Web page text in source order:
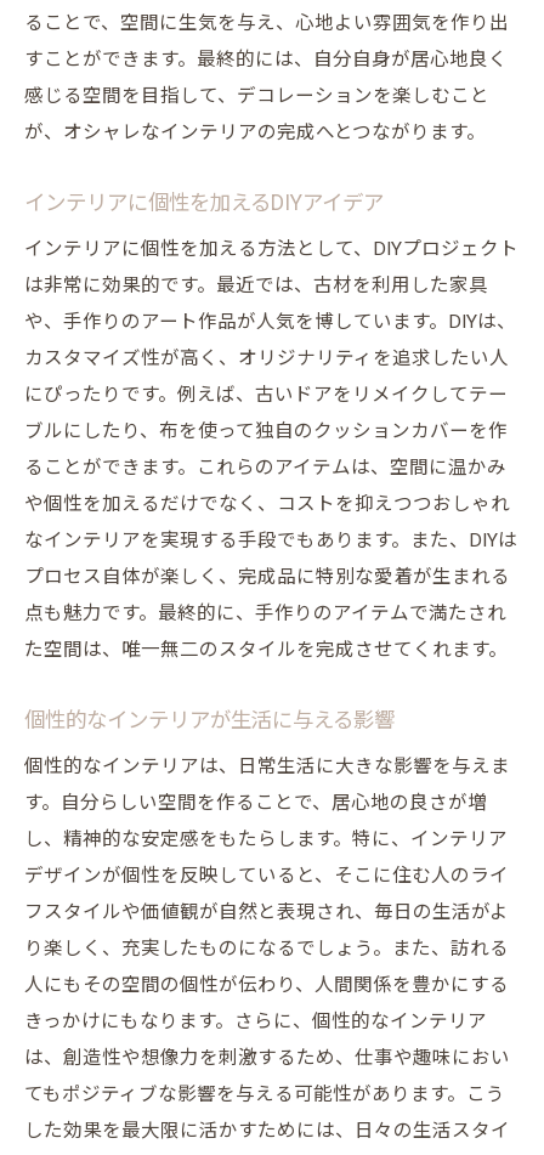
ることで、空間に生気を与え、心地よい雰囲気を作り出
すことができます。最終的には、自分自身が居心地良く
感じる空間を目指して、デコレーションを楽しむこと
が、オシャレなインテリアの完成へとつながります。
インテリアに個性を加えるDIYアイデア
インテリアに個性を加える方法として、DIYプロジェクト
は非常に効果的です。最近では、古材を利用した家具
や、手作りのアート作品が人気を博しています。DIYは、
カスタマイズ性が高く、オリジナリティを追求したい人
にぴったりです。例えば、古いドアをリメイクしてテー
ブルにしたり、布を使って独自のクッションカバーを作
ることができます。これらのアイテムは、空間に温かみ
や個性を加えるだけでなく、コストを抑えつつおしゃれ
なインテリアを実現する手段でもあります。また、DIYは
プロセス自体が楽しく、完成品に特別な愛着が生まれる
点も魅力です。最終的に、手作りのアイテムで満たされ
た空間は、唯一無二のスタイルを完成させてくれます。
個性的なインテリアが生活に与える影響
個性的なインテリアは、日常生活に大きな影響を与えま
す。自分らしい空間を作ることで、居心地の良さが増
し、精神的な安定感をもたらします。特に、インテリア
デザインが個性を反映していると、そこに住む人のライ
フスタイルや価値観が自然と表現され、毎日の生活がよ
り楽しく、充実したものになるでしょう。また、訪れる
人にもその空間の個性が伝わり、人間関係を豊かにする
きっかけにもなります。さらに、個性的なインテリア
は、創造性や想像力を刺激するため、仕事や趣味におい
てもポジティブな影響を与える可能性があります。こう
した効果を最大限に活かすためには、日々の生活スタイ